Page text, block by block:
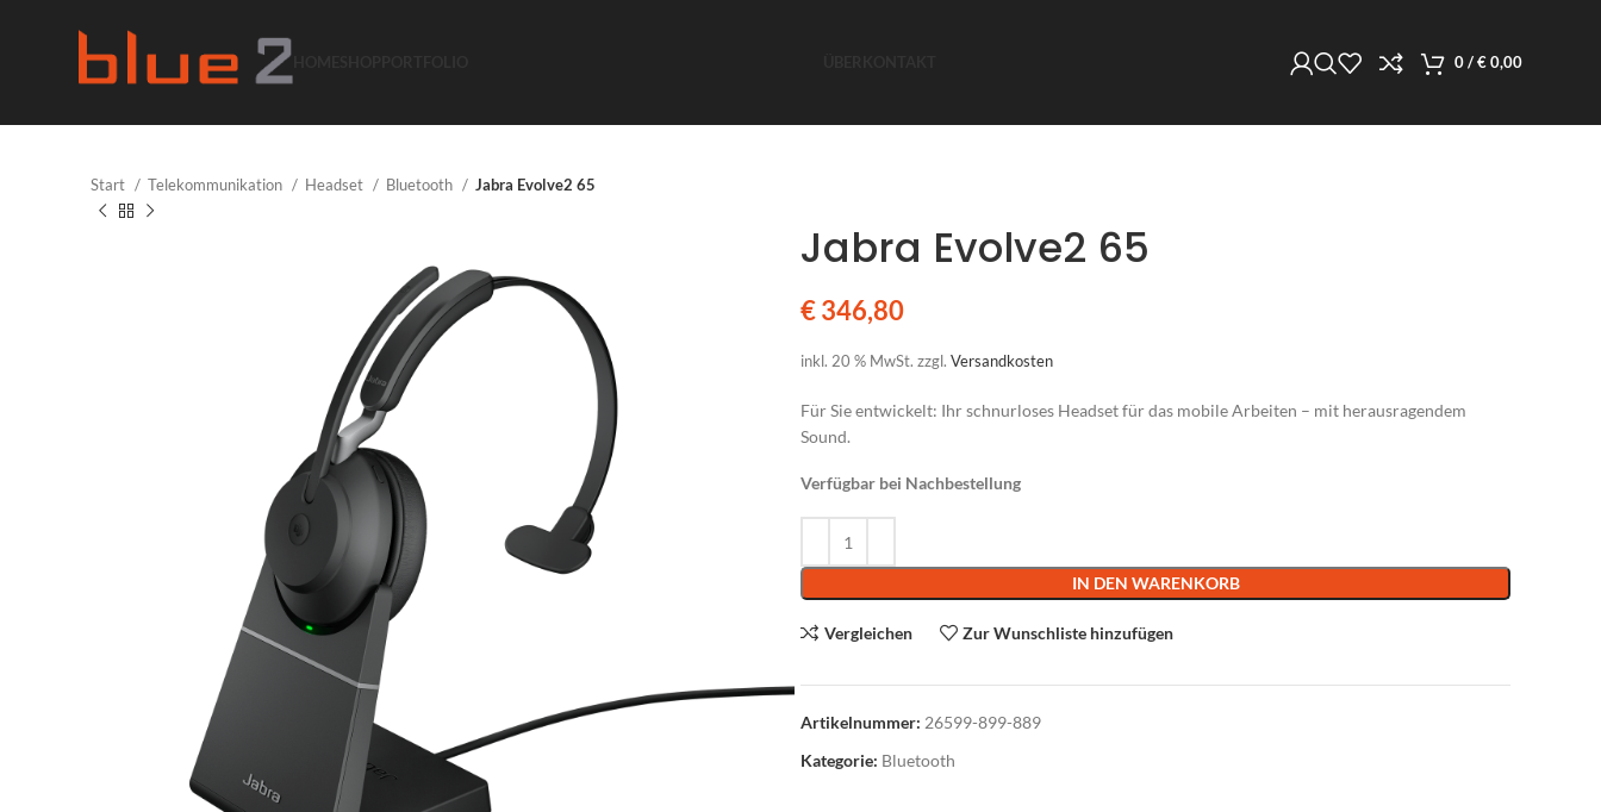
0/€0,00
Start Telekommunikation Headset Bluetooth Jabra Evolve2 65
Jabra Evolve2 65
€346,80
inkl. 20 % MwSt. zzgl. Versandkosten
Für Sie entwickelt: Ihr schnurloses Headset für das mobile Arbeiten – mit herausragendem
Sound.
Verfügbar bei Nachbestellung
IN DEN WARENKORB
Vergleichen Zur Wunschliste hinzufügen
Artikelnummer: 26599-899-889
Kategorie: Bluetooth